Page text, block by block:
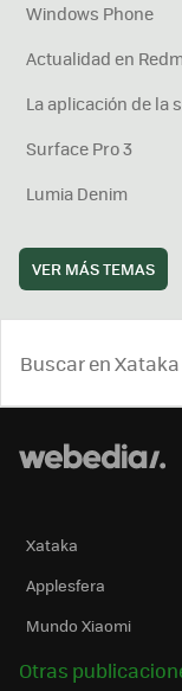
Windows Phone
Actualidad en
La aplicación de la
Surface Pro 3
Lumia Denim
VER MÁS TEMAS
Xataka
Applesfera
Mundo Xiaomi
Otras